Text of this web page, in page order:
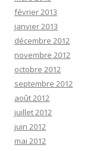
février 2013
janvier 2013
décembre 2012
novembre 2012
octobre 2012
septembre 2012
août 2012
juillet 2012
juin 2012
mai 2012